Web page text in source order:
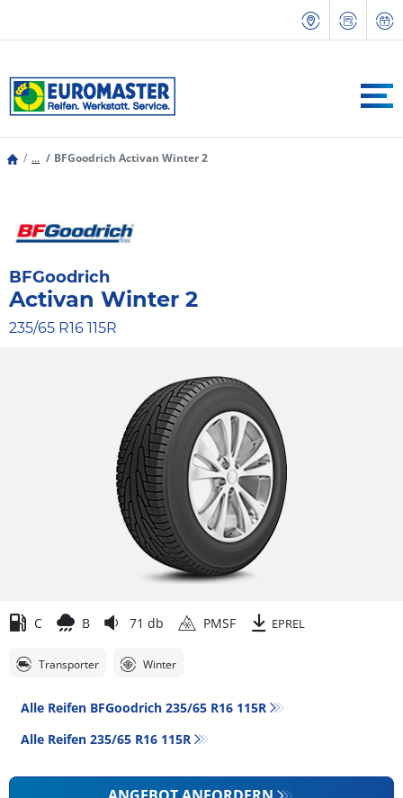
... BFGoodrich Activan Winter 2
BFGoodrich
Activan Winter 2
235/65 R16 115R
C B 71 db PMSF EPREL
Transporter Winter
Alle Reifen BFGoodrich 235/65 R16 115R
Alle Reifen‎ 235/65 R16 115R